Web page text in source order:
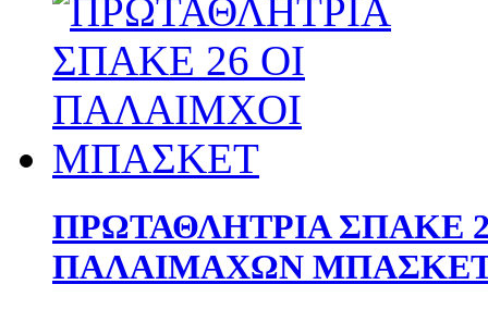
ΠΡΩΤΑΘΛΗΤΡΙΑ ΣΠΑΚΕ
ΠΑΛΑΙΜΑΧΩΝ